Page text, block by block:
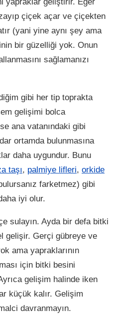
çiçek açar ve çiçekten
(yani yine aynı şey ama
bir güzelliği yok. Onun
sağlamanızı
gibi her tip toprakta
gelişimi bolca
ana vatanındaki gibi
ortamda bulunmasına
daha uygundur. Bunu
taşı, palmiye lifleri, orkide
farketmez) gibi
iyi olur.
sulayın. Ayda bir defa bitki
gelişir. Gerçi gübreye ve
ama yapraklarının
için bitki besini
gelişim halinde iken
küçük kalır. Gelişim
davranmayın.